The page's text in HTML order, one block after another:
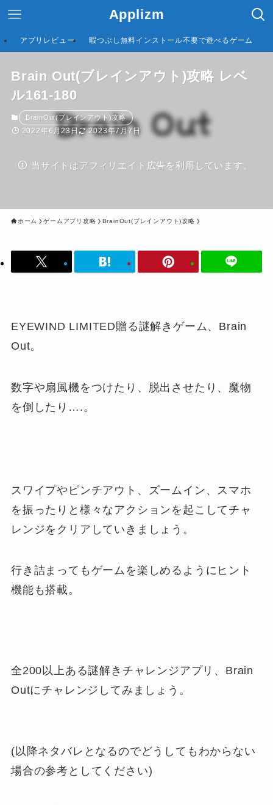
Applizm
アプリレビュー 暇つぶし無料インストール不要で遊べるゲーム
Brain Out(ブレインアウト)攻略 レベ
ル161-180
BrainOut(ブレインアウト)攻略
2022年6月23日 2023年7月7日
当サイトはアフィリエイト広告を利用しています。
ホーム ゲームアプリ攻略 BrainOut(ブレインアウト)攻略
EYEWIND LIMITED贈る謎解きゲーム、Brain
Out。
数字や扇風機をつけたり、脱出させたり、魔物
を倒したり….。
スワイプやピンチアウト、ズームイン、スマホ
を振ったりと様々なアクションを起こしてチャ
レンジをクリアしていきましょう。
行き詰まってもゲームを楽しめるようにヒント
機能も搭載。
全200以上ある謎解きチャレンジアプリ、Brain
Outにチャレンジしてみましょう。
(以降ネタバレとなるのでどうしてもわからない
場合の参考としてください)